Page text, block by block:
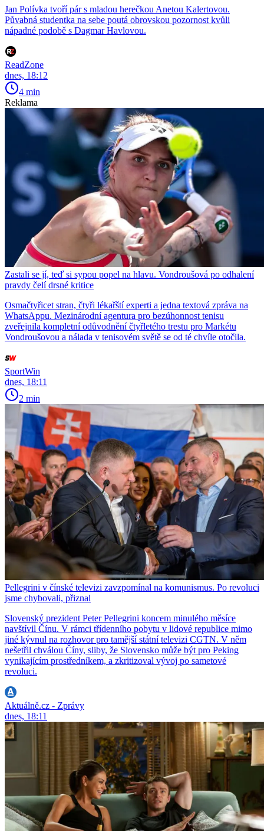
Jan Polívka tvoří pár s mladou herečkou Anetou Kalertovou.
Půvabná studentka na sebe poutá obrovskou pozornost kvůli
nápadné podobě s Dagmar Havlovou.
ReadZone
dnes, 18:12
4 min
Reklama
Zastali se jí, teď si sypou popel na hlavu. Vondroušová po odhalení
pravdy čelí drsné kritice
Osmačtyřicet stran, čtyři lékařští experti a jedna textová zpráva na
WhatsAppu. Mezinárodní agentura pro bezúhonnost tenisu
zveřejnila kompletní odůvodnění čtyřletého trestu pro Markétu
Vondroušovou a nálada v tenisovém světě se od té chvíle otočila.
SportWin
dnes, 18:11
2 min
Pellegrini v čínské televizi zavzpomínal na komunismus. Po revoluci
jsme chybovali, přiznal
Slovenský prezident Peter Pellegrini koncem minulého měsíce
navštívil Čínu. V rámci třídenního pobytu v lidové republice mimo
jiné kývnul na rozhovor pro tamější státní televizi CGTN. V něm
nešetřil chválou Číny, sliby, že Slovensko může být pro Peking
vynikajícím prostředníkem, a zkritizoval vývoj po sametové
revoluci.
Aktuálně.cz - Zprávy
dnes, 18:11